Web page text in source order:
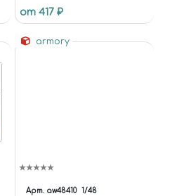
от 417 ₽
armory
Арт. aw48410 1/48